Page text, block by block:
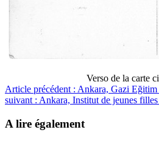
Verso de la carte
Article précédent : Ankara, Gazi Eğitim
suivant : Ankara, Institut de jeunes
A lire également